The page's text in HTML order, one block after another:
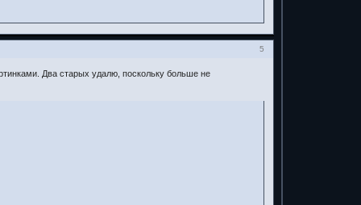
5
Два старых удалю, поскольку больше не